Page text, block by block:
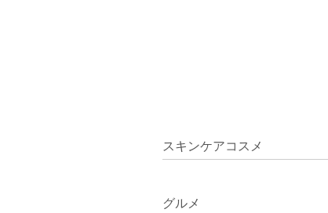
スキンケアコスメ
グルメ